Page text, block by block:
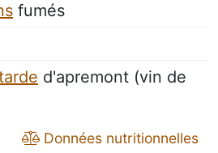
fumés
d'apremont (vin de
Données nutritionnelles